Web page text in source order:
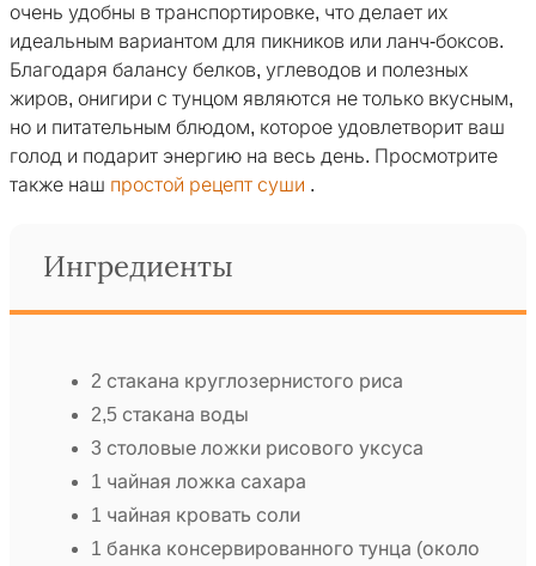
очень удобны в транспортировке, что делает их
идеальным вариантом для пикников или ланч-боксов.
Благодаря балансу белков, углеводов и полезных
жиров, онигири с тунцом являются не только вкусным,
но и питательным блюдом, которое удовлетворит ваш
голод и подарит энергию на весь день. Просмотрите
также наш простой рецепт суши .
Ингредиенты
2 стакана круглозернистого риса
2,5 стакана воды
3 столовые ложки рисового уксуса
1 чайная ложка сахара
1 чайная кровать соли
1 банка консервированного тунца (около